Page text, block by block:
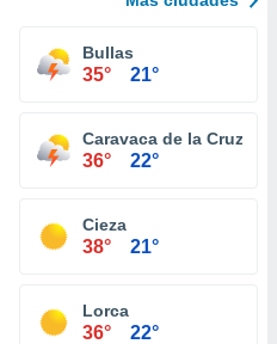
Bullas
35° 21°
Caravaca de la Cruz
36° 22°
Cieza
38° 21°
Lorca
36° 22°